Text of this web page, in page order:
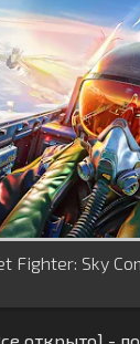
Fighter: Sky